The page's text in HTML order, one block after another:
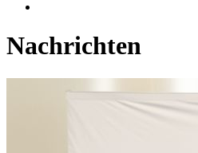
Nachrichten